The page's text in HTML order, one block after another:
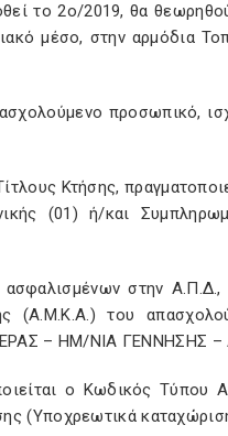
το 2ο/2019, θα
μέσο, στην αρμόδια
προσωπικό,
Κτήσης,
(01) ή/και
στην Α.Π.Δ.,
(Α.Μ.Κ.Α.) του
– ΗΜ/ΝΙΑ ΓΕΝΝΗΣΗΣ –
ο Κωδικός Τύπου
(Υποχρεωτικά